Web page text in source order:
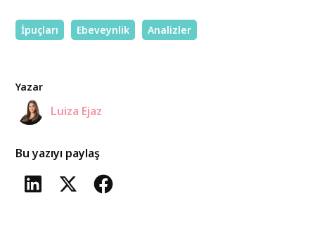
İpuçları Ebeveynlik Analizler
Yazar
Luiza Ejaz
Bu yazıyı paylaş